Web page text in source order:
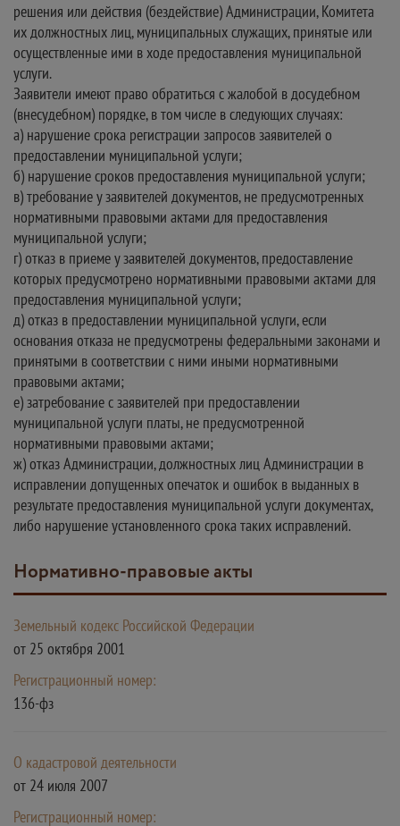
решения или действия (бездействие) Администрации, Комитета
их должностных лиц, муниципальных служащих, принятые или
осуществленные ими в ходе предоставления муниципальной
услуги.
Заявители имеют право обратиться с жалобой в досудебном
(внесудебном) порядке, в том числе в следующих случаях:
а) нарушение срока регистрации запросов заявителей о
предоставлении муниципальной услуги;
б) нарушение сроков предоставления муниципальной услуги;
в) требование у заявителей документов, не предусмотренных
нормативными правовыми актами для предоставления
муниципальной услуги;
г) отказ в приеме у заявителей документов, предоставление
которых предусмотрено нормативными правовыми актами для
предоставления муниципальной услуги;
д) отказ в предоставлении муниципальной услуги, если
основания отказа не предусмотрены федеральными законами и
принятыми в соответствии с ними иными нормативными
правовыми актами;
е) затребование с заявителей при предоставлении
муниципальной услуги платы, не предусмотренной
нормативными правовыми актами;
ж) отказ Администрации, должностных лиц Администрации в
исправлении допущенных опечаток и ошибок в выданных в
результате предоставления муниципальной услуги документах,
либо нарушение установленного срока таких исправлений.
Нормативно-правовые акты
Земельный кодекс Российской Федерации
от 25 октября 2001
Регистрационный номер:
136-фз
О кадастровой деятельности
от 24 июля 2007
Регистрационный номер: